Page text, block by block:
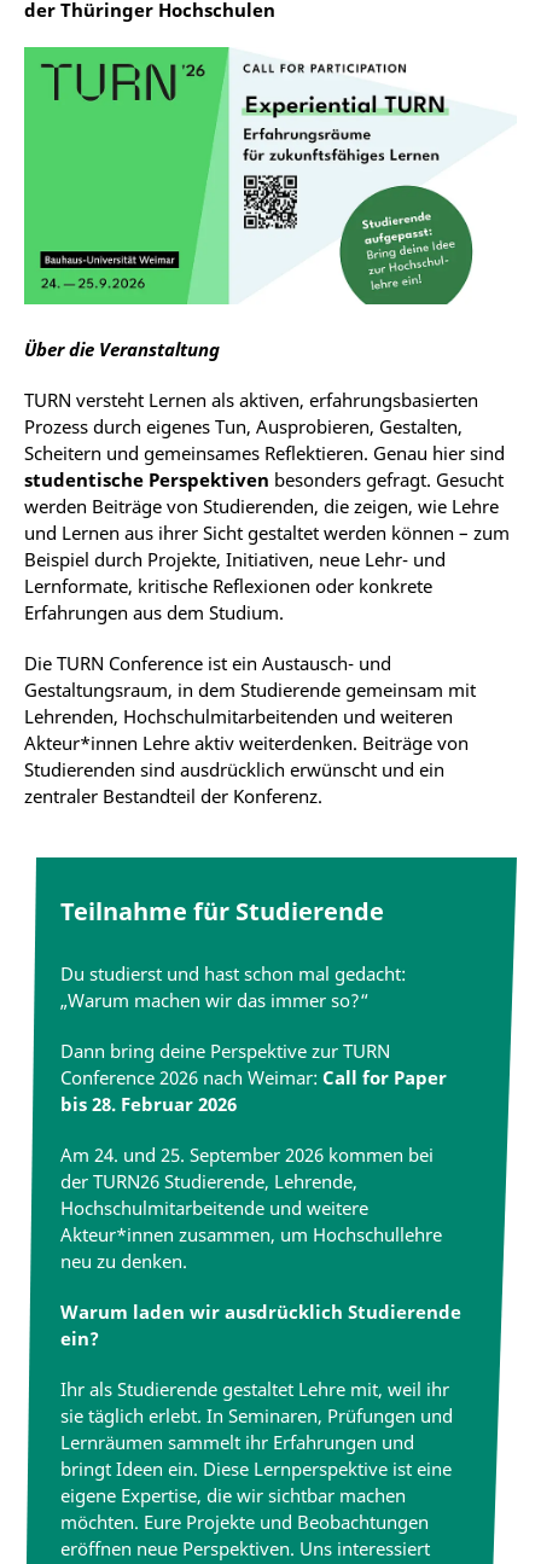
der Thüringer Hochschulen
Über die Veranstaltung
TURN versteht Lernen als aktiven, erfahrungsbasierten
Prozess durch eigenes Tun, Ausprobieren, Gestalten,
Scheitern und gemeinsames Reflektieren. Genau hier sind
studentische Perspektiven besonders gefragt. Gesucht
werden Beiträge von Studierenden, die zeigen, wie Lehre
und Lernen aus ihrer Sicht gestaltet werden können – zum
Beispiel durch Projekte, Initiativen, neue Lehr- und
Lernformate, kritische Reflexionen oder konkrete
Erfahrungen aus dem Studium.
Die TURN Conference ist ein Austausch- und
Gestaltungsraum, in dem Studierende gemeinsam mit
Lehrenden, Hochschulmitarbeitenden und weiteren
Akteur*innen Lehre aktiv weiterdenken. Beiträge von
Studierenden sind ausdrücklich erwünscht und ein
zentraler Bestandteil der Konferenz.
Teilnahme für Studierende
Du studierst und hast schon mal gedacht:
„Warum machen wir das immer so?“
Dann bring deine Perspektive zur TURN
Conference 2026 nach Weimar: Call for Paper
bis 28. Februar 2026
Am 24. und 25. September 2026 kommen bei
der TURN26 Studierende, Lehrende,
Hochschulmitarbeitende und weitere
Akteur*innen zusammen, um Hochschullehre
neu zu denken.
Warum laden wir ausdrücklich Studierende
ein?
Ihr als Studierende gestaltet Lehre mit, weil ihr
sie täglich erlebt. In Seminaren, Prüfungen und
Lernräumen sammelt ihr Erfahrungen und
bringt Ideen ein. Diese Lernperspektive ist eine
eigene Expertise, die wir sichtbar machen
möchten. Eure Projekte und Beobachtungen
eröffnen neue Perspektiven. Uns interessiert